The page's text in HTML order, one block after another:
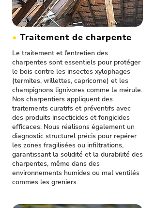
• Traitement de charpente
Le traitement et l’entretien des
charpentes sont essentiels pour protéger
le bois contre les insectes xylophages
(termites, vrillettes, capricorne) et les
champignons lignivores comme la mérule.
Nos charpentiers appliquent des
traitements curatifs et préventifs avec
des produits insecticides et fongicides
efficaces. Nous réalisons également un
diagnostic structurel précis pour repérer
les zones fragilisées ou infiltrations,
garantissant la solidité et la durabilité des
charpentes, même dans des
environnements humides ou mal ventilés
commes les greniers.